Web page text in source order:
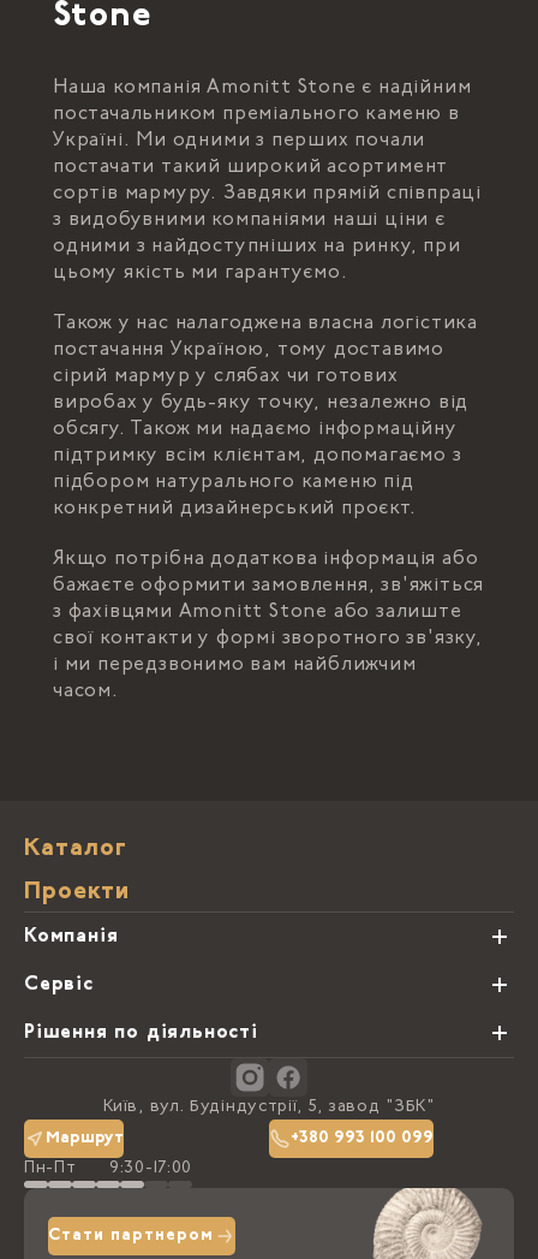
Stone
Наша компанія Amonitt Stone є надійним
постачальником преміального каменю в
Україні. Ми одними з перших почали
постачати такий широкий асортимент
сортів мармуру. Завдяки прямій співпраці
з видобувними компаніями наші ціни є
одними з найдоступніших на ринку, при
цьому якість ми гарантуємо.
Також у нас налагоджена власна логістика
постачання Україною, тому доставимо
сірий мармур у слябах чи готових
виробах у будь-яку точку, незалежно від
обсягу. Також ми надаємо інформаційну
підтримку всім клієнтам, допомагаємо з
підбором натурального каменю під
конкретний дизайнерський проєкт.
Якщо потрібна додаткова інформація або
бажаєте оформити замовлення, зв'яжіться
з фахівцями Amonitt Stone або залиште
свої контакти у формі зворотного зв'язку,
і ми передзвонимо вам найближчим
часом.
Каталог
Проекти
Компанія
Про нас
Блог
Контакти
Політика конфіденційності
Доставка та оплата
Сервіс
Види обробки каменю
Рішення по діяльності
Київ, вул. Будіндустрії, 5, завод "ЗБК"
Маршрут
+380 993 100 099
Пн-Пт
9:30-17:00
Стати партнером